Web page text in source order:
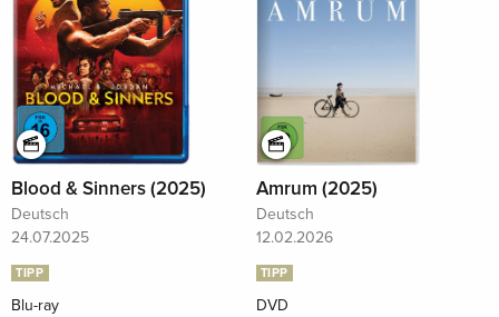
Blood & Sinners (2025)
Deutsch
24.07.2025
TIPP
Blu-ray
Amrum (2025)
Deutsch
12.02.2026
TIPP
DVD